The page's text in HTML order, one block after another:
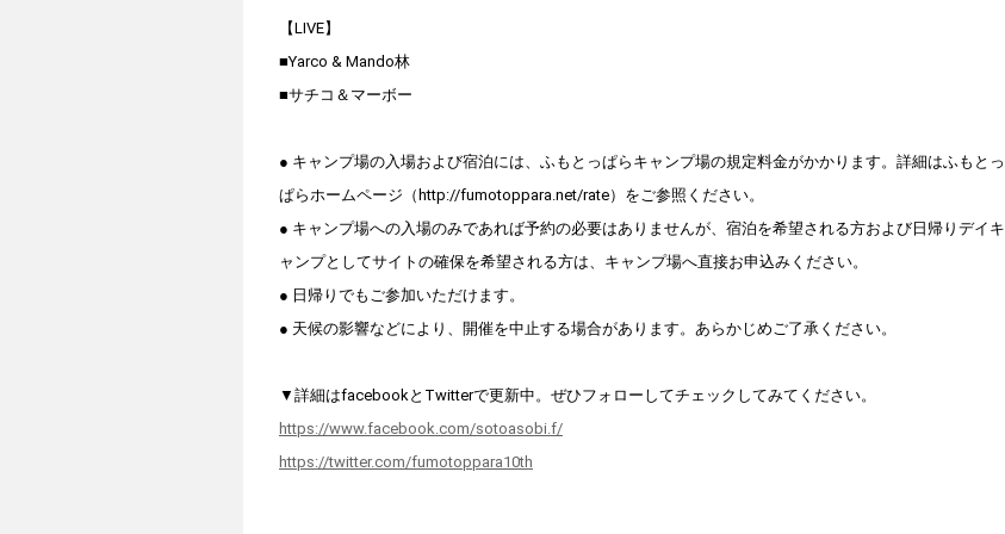
【LIVE】
■Yarco & Mando林
■サチコ＆マーボー
● キャンプ場の入場および宿泊には、ふもとっぱらキャンプ場の規定料金がかかります。詳細はふもとっ
ぱらホームページ（http://fumotoppara.net/rate）をご参照ください。
● キャンプ場への入場のみであれば予約の必要はありませんが、宿泊を希望される方および日帰りデイキ
ャンプとしてサイトの確保を希望される方は、キャンプ場へ直接お申込みください。
● 日帰りでもご参加いただけます。
● 天候の影響などにより、開催を中止する場合があります。あらかじめご了承ください。
▼詳細はfacebookとTwitterで更新中。ぜひフォローしてチェックしてみてください。
https://www.facebook.com/sotoasobi.f/
https://twitter.com/fumotoppara10th